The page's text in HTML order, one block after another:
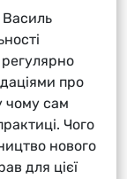
Василь
регулярно
про
чому сам
Чого
нового
для цієї